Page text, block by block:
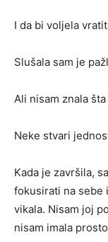
I da bi voljela
Slušala sam je
Ali nisam znala
Neke stvari
Kada je završila,
fokusirati na sebe
vikala. Nisam joj
nisam imala